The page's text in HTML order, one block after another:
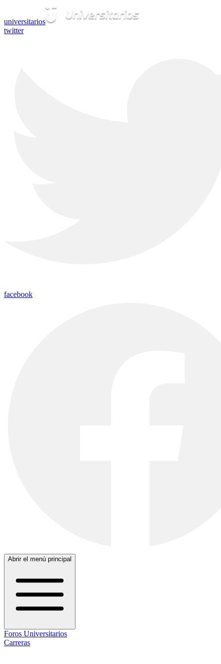
universitarios
twitter
facebook
Abrir el menú principal
Foros Universitarios
Carreras